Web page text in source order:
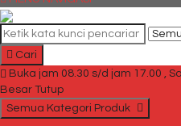
Cari
Buka jam 08.30 s/d jam 17.00 ,
Besar Tutup
Semua Kategori Produk